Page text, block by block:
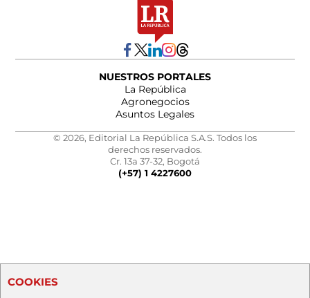
NUESTROS PORTALES
La República
Agronegocios
Asuntos Legales
© 2026, Editorial La República S.A.S. Todos los
derechos reservados.
Cr. 13a 37-32, Bogotá
(+57) 1 4227600
COOKIES